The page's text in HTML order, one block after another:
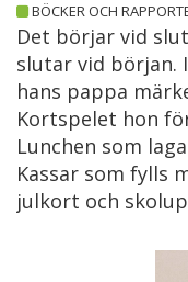
BÖCKER OCH
Det börjar vid
slutar vid början.
hans pappa
Kortspelet hon
Lunchen som
Kassar som fylls
julkort och